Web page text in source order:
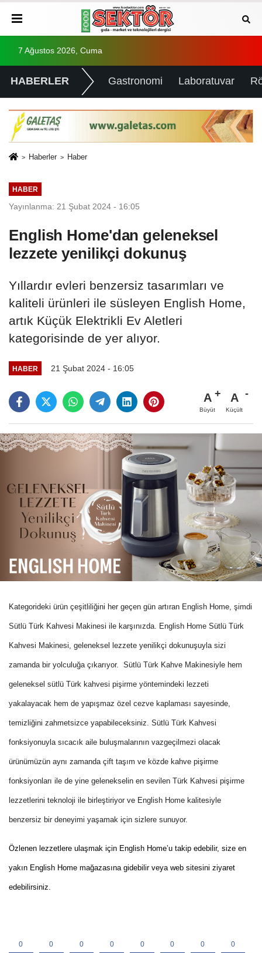
7 Ağustos 2026, Cuma
HABERLER Gastronomi Laboratuvar
Haberler Haber
HABER
Yayınlanma: 21 Şubat 2024 - 16:05
English Home'dan geleneksel
lezzete yenilikçi dokunuş
Yıllardır evleri benzersiz tasarımları ve
kaliteli ürünleri ile süsleyen English Home,
artık Küçük Elektrikli Ev Aletleri
kategorisinde de yer alıyor.
HABER 21 Şubat 2024 - 16:05
A
Büyüt
A
Küçült
Kategorideki ürün çeşitliliğini her geçen gün artıran English Home, şimdi
Sütlü Türk Kahvesi Makinesi ile karşınızda. English Home Sütlü Türk
Kahvesi Makinesi, geleneksel lezzete yenilikçi dokunuşuyla sizi
zamanda bir yolculuğa çıkarıyor. Sütlü Türk Kahve Makinesiyle hem
geleneksel sütlü Türk kahvesi pişirme yöntemindeki lezzeti
yakalayacak hem de yapışmaz özel cezve kaplaması sayesinde,
temizliğini zahmetsizce yapabileceksiniz. Sütlü Türk Kahvesi
fonksiyonuyla sıcacık aile buluşmalarının vazgeçilmezi olacak
ürünümüzün aynı zamanda çift taşım ve közde kahve pişirme
fonksiyonları ile de yine gelenekselin en sevilen Türk Kahvesi pişirme
lezzetlerini teknoloji ile birleştiriyor ve English Home kalitesiyle
benzersiz bir deneyimi yaşamak için sizlere sunuyor.
Özlenen lezzetlere ulaşmak için English Home’u takip edebilir, size en
yakın English Home mağazasına gidebilir veya web sitesini ziyaret
edebilirsiniz.